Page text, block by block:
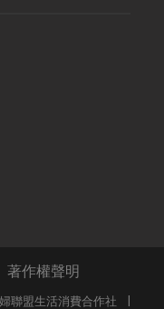
著作權聲明
聯盟生活消費合作社 |